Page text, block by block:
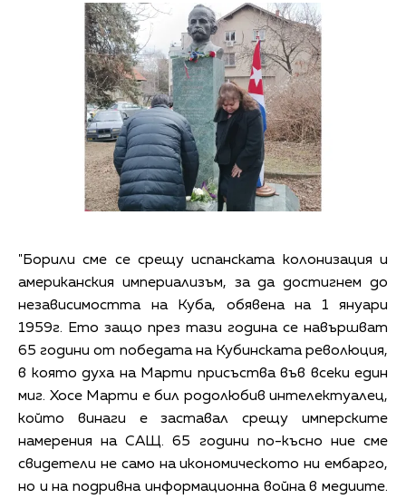
"Борили сме се срещу испанската колонизация и
американския империализъм, за да достигнем до
независимостта на Куба, обявена на 1 януари
1959г. Ето защо през тази година се навършват
65 години от победата на Кубинската революция,
в която духа на Марти присъства във всеки един
миг. Хосе Марти е бил родолюбив интелектуалец,
който винаги е заставал срещу имперските
намерения на САЩ. 65 години по-късно ние сме
свидетели не само на икономическото ни ембарго,
но и на подривна информационна война в медиите.